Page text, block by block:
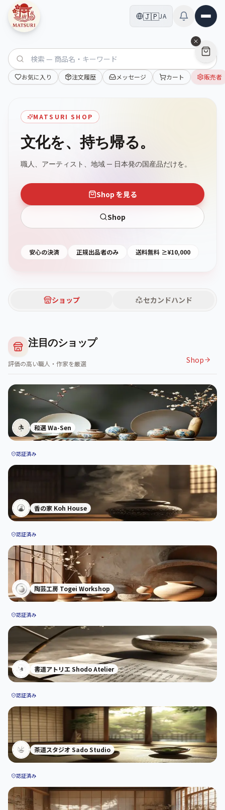
メインコンテンツへスキップ
本文へスキップ
🇯🇵JA
お気に入り 注文履歴 メッセージ カート 販売者
MATSURI SHOP
文化を、持ち帰る。
職人、アーティスト、地域 ─ 日本発の国産品だけを。
Shop を見る
Shop
安心の決済 正規出品者のみ 送料無料 ≥¥10,000
ショップ セカンドハンド
注目のショップ
評価の高い職人・作家を厳選 Shop
和選 Wa-Sen
認証済み
香の家 Koh House
認証済み
陶芸工房 Togei Workshop
認証済み
書道アトリエ Shodo Atelier
認証済み
茶道スタジオ Sado Studio
認証済み